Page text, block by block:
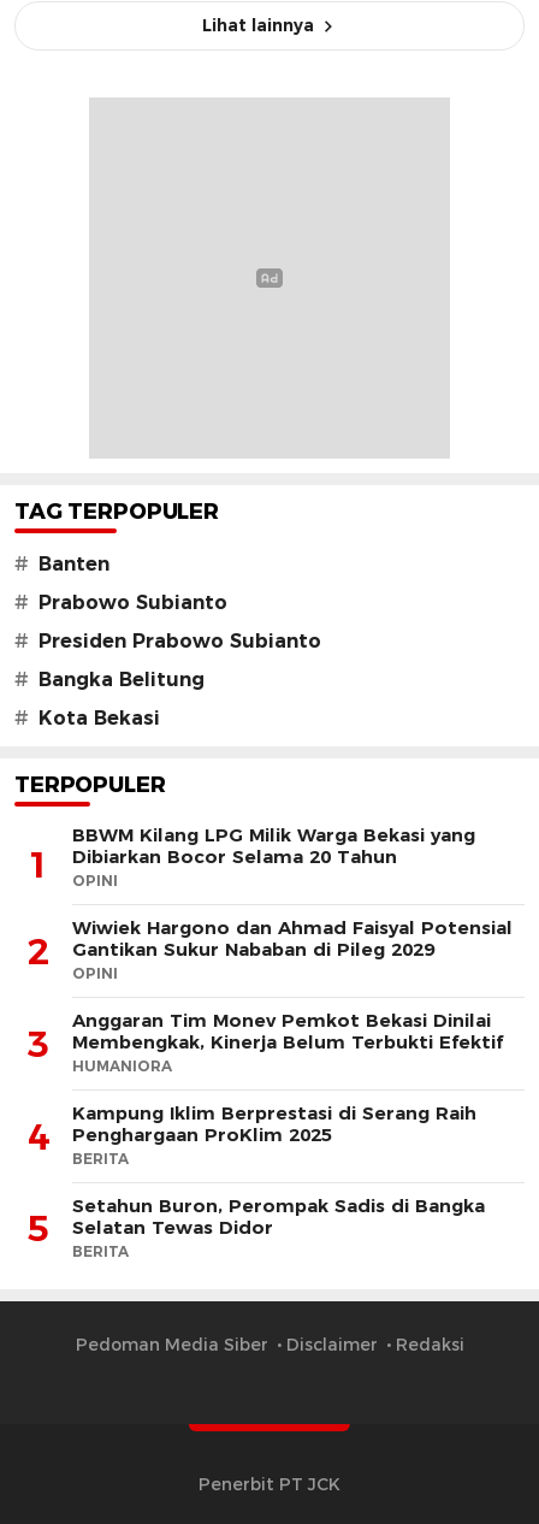
Lihat lainnya
TAG TERPOPULER
# Banten
# Prabowo Subianto
# Presiden Prabowo Subianto
# Bangka Belitung
# Kota Bekasi
TERPOPULER
1
BBWM Kilang LPG Milik Warga Bekasi yang
Dibiarkan Bocor Selama 20 Tahun
OPINI
2
Wiwiek Hargono dan Ahmad Faisyal Potensial
Gantikan Sukur Nababan di Pileg 2029
OPINI
3
Anggaran Tim Monev Pemkot Bekasi Dinilai
Membengkak, Kinerja Belum Terbukti Efektif
HUMANIORA
4
Kampung Iklim Berprestasi di Serang Raih
Penghargaan ProKlim 2025
BERITA
5
Setahun Buron, Perompak Sadis di Bangka
Selatan Tewas Didor
BERITA
Pedoman Media Siber Disclaimer Redaksi
Penerbit PT JCK